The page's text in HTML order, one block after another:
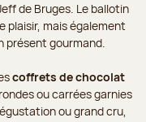
de Bruges. Le ballotin
plaisir, mais également
présent gourmand.
coffrets de chocolat
ou carrées garnies
ou grand cru,